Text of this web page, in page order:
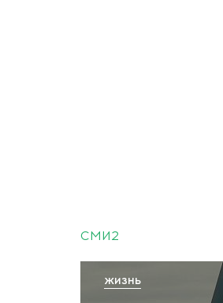
СМИ2
ЖИЗНЬ